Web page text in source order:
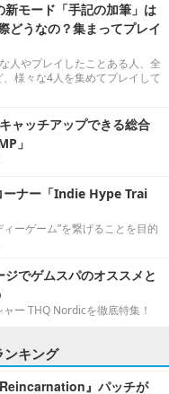
モード「手記の加筆」は
うなの？集まってプレイ
人やプレイしたことある人、全
様々な4人を集めてプレイして
ャッチアップできる総合
」
ーナー「Indie Hype Trai
ーゲーム”を繋げることを目的
でゲムスパのオススメと
ー THQ Nordicを徹底特集！
キング
』パッチが